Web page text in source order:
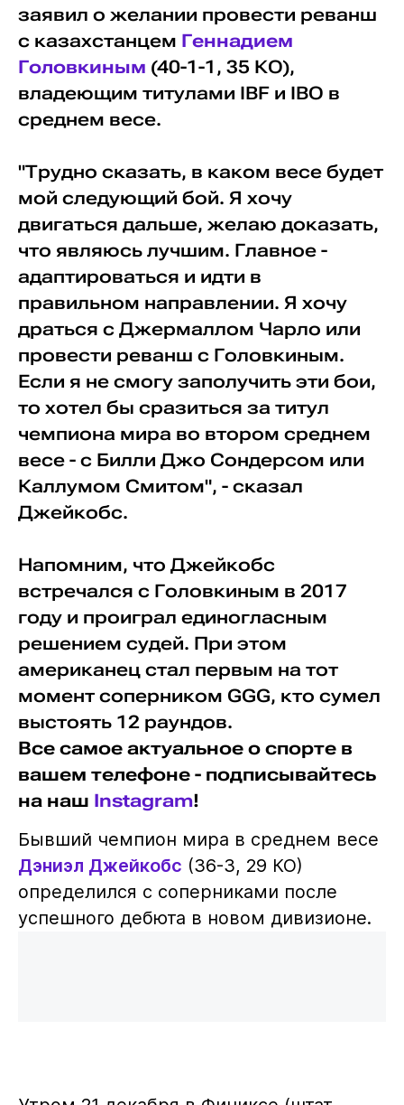
заявил о желании провести реванш
с казахстанцем Геннадием
Головкиным (40-1-1, 35 КО),
владеющим титулами IBF и IBO в
среднем весе.
"Трудно сказать, в каком весе будет
мой следующий бой. Я хочу
двигаться дальше, желаю доказать,
что являюсь лучшим. Главное -
адаптироваться и идти в
правильном направлении. Я хочу
драться с Джермаллом Чарло или
провести реванш с Головкиным.
Если я не смогу заполучить эти бои,
то хотел бы сразиться за титул
чемпиона мира во втором среднем
весе - с Билли Джо Сондерсом или
Каллумом Смитом", - сказал
Джейкобс.
Напомним, что Джейкобс
встречался с Головкиным в 2017
году и проиграл единогласным
решением судей. При этом
американец стал первым на тот
момент соперником GGG, кто сумел
выстоять 12 раундов.
Все самое актуальное о спорте в
вашем телефоне - подписывайтесь
на наш Instagram!
Бывший чемпион мира в среднем весе
Дэниэл Джейкобс (36-3, 29 КО)
определился с соперниками после
успешного дебюта в новом дивизионе.